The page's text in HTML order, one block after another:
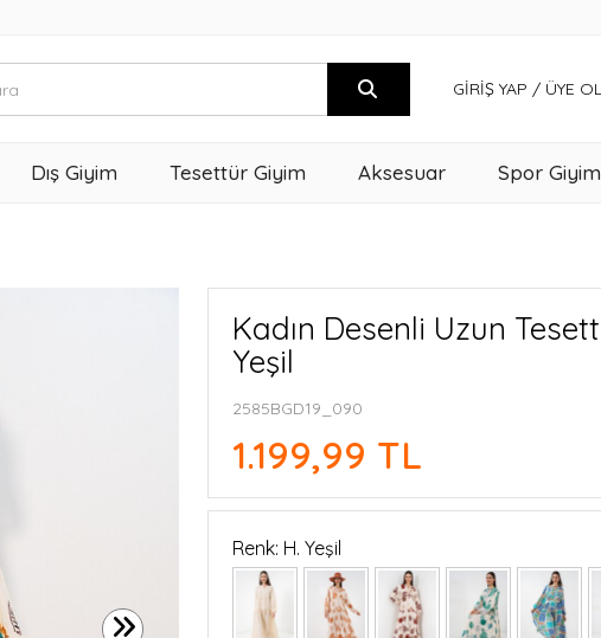
GIRIŞ YAP / ÜYE OL
Dış Giyim Tesettür Giyim Aksesuar Spor Giyim
Kadın Desenli Uzun
Yeşil
2585BGD19_090
1.199,99 TL
Renk: H. Yeşil